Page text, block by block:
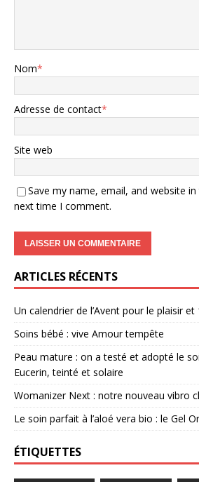
Nom*
Adresse de contact*
Site web
Save my name, email, and website
next time I comment.
ARTICLES RÉCENTS
Un calendrier de l’Avent pour le plaisir et
Soins bébé : vive Amour tempête
Peau mature : on a testé et adopté le
Eucerin, teinté et solaire
Womanizer Next : notre nouveau vibro
Le soin parfait à l’aloé vera bio : le Gel
ÉTIQUETTES